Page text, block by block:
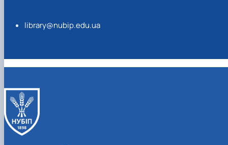
library@nubip.edu.ua